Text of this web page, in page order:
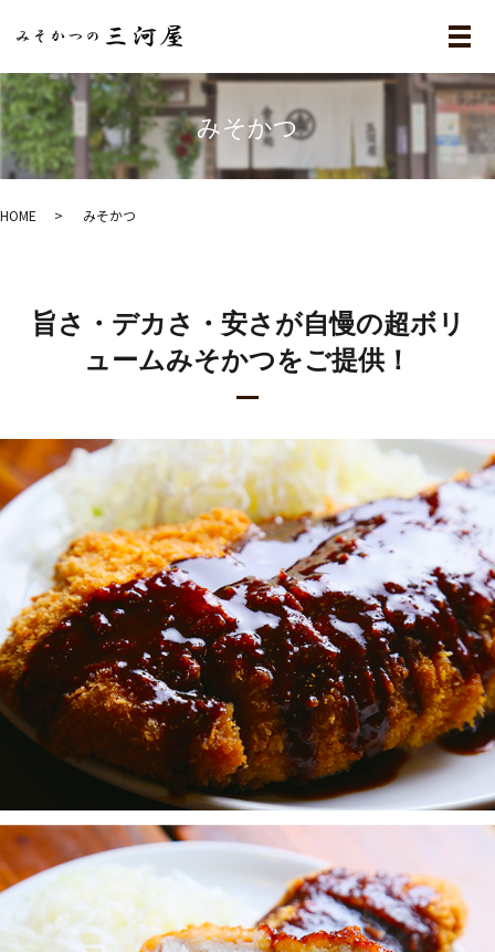
メ
みそかつ
HOME みそかつ
旨さ・デカさ・安さが自慢の超ボリ
ュームみそかつをご提供！